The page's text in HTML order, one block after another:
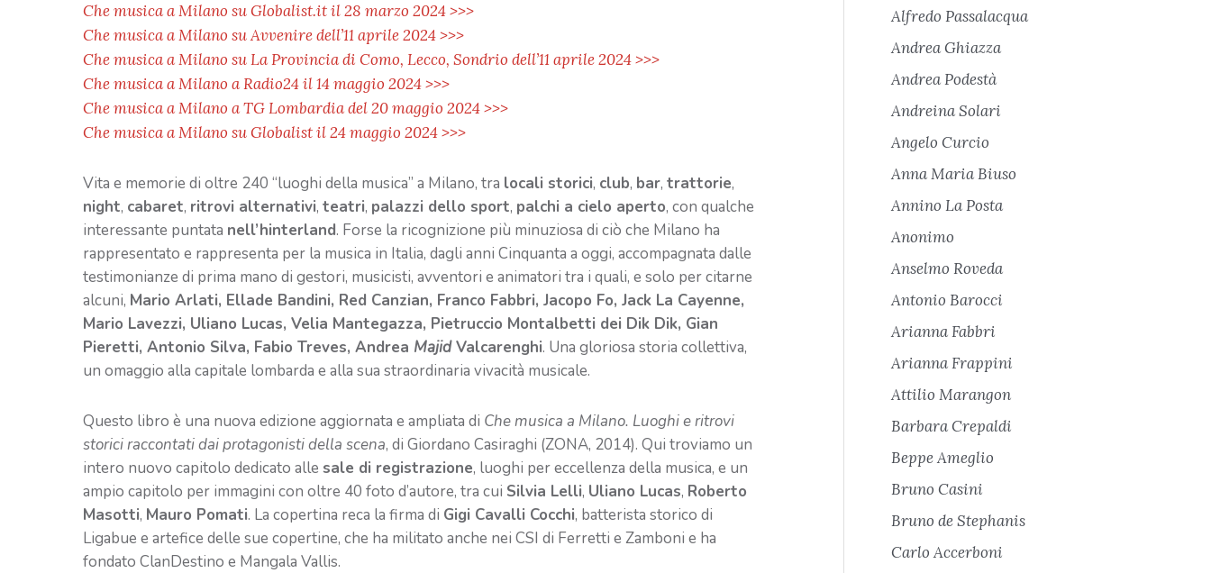
Che musica a Milano su Globalist.it il 28 marzo 2024 >>>
Che musica a Milano su Avvenire dell’11 aprile 2024 >>>
Che musica a Milano su La Provincia di Como, Lecco, Sondrio dell’11 aprile 2024 >>>
Che musica a Milano a Radio24 il 14 maggio 2024 >>>
Che musica a Milano a TG Lombardia del 20 maggio 2024 >>>
Che musica a Milano su Globalist il 24 maggio 2024 >>>
Vita e memorie di oltre 240 “luoghi della musica” a Milano, tra locali storici, club, bar, trattorie,
night, cabaret, ritrovi alternativi, teatri, palazzi dello sport, palchi a cielo aperto, con qualche
interessante puntata nell’hinterland. Forse la ricognizione più minuziosa di ciò che Milano ha
rappresentato e rappresenta per la musica in Italia, dagli anni Cinquanta a oggi, accompagnata dalle
testimonianze di prima mano di gestori, musicisti, avventori e animatori tra i quali, e solo per citarne
alcuni, Mario Arlati, Ellade Bandini, Red Canzian, Franco Fabbri, Jacopo Fo, Jack La Cayenne,
Mario Lavezzi, Uliano Lucas, Velia Mantegazza, Pietruccio Montalbetti dei Dik Dik, Gian
Pieretti, Antonio Silva, Fabio Treves, Andrea MajidValcarenghi. Una gloriosa storia collettiva,
un omaggio alla capitale lombarda e alla sua straordinaria vivacità musicale.
Questo libro è una nuova edizione aggiornata e ampliata di Che musica a Milano. Luoghi e ritrovi
storici raccontati dai protagonisti della scena, di Giordano Casiraghi (ZONA, 2014). Qui troviamo un
intero nuovo capitolo dedicato alle sale di registrazione, luoghi per eccellenza della musica, e un
ampio capitolo per immagini con oltre 40 foto d’autore, tra cui Silvia Lelli, Uliano Lucas, Roberto
Masotti, Mauro Pomati. La copertina reca la firma di Gigi Cavalli Cocchi, batterista storico di
Ligabue e artefice delle sue copertine, che ha militato anche nei CSI di Ferretti e Zamboni e ha
fondato ClanDestino e Mangala Vallis.
Alfredo Passalacqua
Andrea Ghiazza
Andrea Podestà
Andreina Solari
Angelo Curcio
Anna Maria Biuso
Annino La Posta
Anonimo
Anselmo Roveda
Antonio Barocci
Arianna Fabbri
Arianna Frappini
Attilio Marangon
Barbara Crepaldi
Beppe Ameglio
Bruno Casini
Bruno de Stephanis
Carlo Accerboni